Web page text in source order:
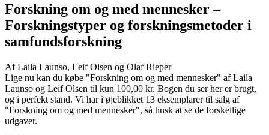
Forskning om og med mennesker–
Forskningstyper og forskningsmetoder i
samfundsforskning
AfLaila Launso, Leif Olsen og Olaf Rieper
Lige nu kan du købe "Forskning om og med mennesker" af Laila
Launso og Leif Olsen til kun 100,00 kr. Bogen du ser her er brugt,
og i perfekt stand. Vi har i øjeblikket 13 eksemplarer til salg af
"Forskning om og med mennesker", så husk at se de forskellige
udgaver.